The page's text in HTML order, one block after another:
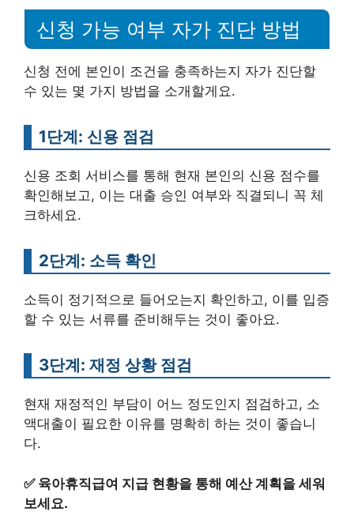
신청 가능 여부 자가 진단 방법
신청 전에 본인이 조건을 충족하는지 자가 진단할
수 있는 몇 가지 방법을 소개할게요.
1단계: 신용 점검
신용 조회 서비스를 통해 현재 본인의 신용 점수를
확인해보고, 이는 대출 승인 여부와 직결되니 꼭 체
크하세요.
2단계: 소득 확인
소득이 정기적으로 들어오는지 확인하고, 이를 입증
할 수 있는 서류를 준비해두는 것이 좋아요.
3단계: 재정 상황 점검
현재 재정적인 부담이 어느 정도인지 점검하고, 소
액대출이 필요한 이유를 명확히 하는 것이 좋습니
다.
✅ 육아휴직급여 지급 현황을 통해 예산 계획을 세워
보세요.